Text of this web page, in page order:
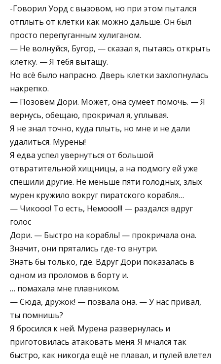
-Говорил Уорд с вызовом, но при этом пытался
отплыть от клетки как можно дальше. Он был
просто перепуганным хулиганом.
— Не волнуйся, Бугор, — сказал я, пытаясь открыть
клетку. — Я тебя вытащу.
Но всё было напрасно. Дверь клетки захлопнулась
накрепко.
— Позовём Дори. Может, она сумеет помочь. — Я
вернусь, обещаю, прокричал я, уплывая.
Я не знал точно, куда плыть, но мне и не дали
удалиться. Мурены!
Я едва успел увернуться от большой
отвратительной хищницы, а на подмогу ей уже
спешили другие. Не меньше пяти голодных, злых
мурен кружило вокруг пиратского корабля…
— Чикооо! То есть, Немооо!!! — раздался вдруг
голос
Дори. — Быстро на корабль! — прокричала она.
Значит, они прятались где-то внутри.
Знать бы только, где. Вдруг Дори показалась в
одном из проломов в борту и.
… помахала мне плавником.
— Сюда, дружок! — позвала она. — У нас привал,
ты помнишь?
Я бросился к ней. Мурена развернулась и
приготовилась атаковать меня. Я мчался так
быстро, как никогда ещё не плавал, и пулей влетел